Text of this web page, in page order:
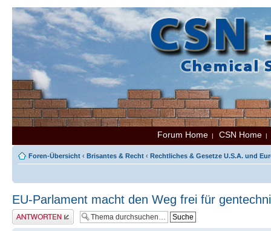
Forum Home | CSN Home
Foren-Übersicht ‹ Brisantes & Recht ‹ Rechtliches & Gesetze U.S.A. und
EU-Parlament macht den Weg frei für
Antwort erstellen